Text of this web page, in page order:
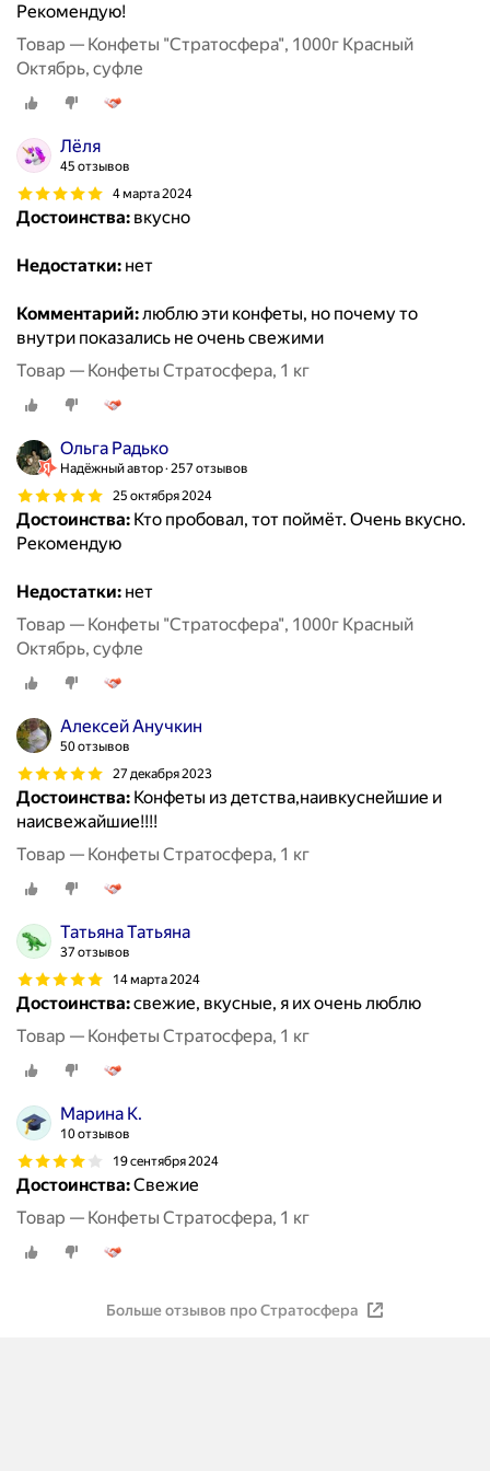
Рекомендую!
Товар — Конфеты "Стратосфера", 1000г Красный
Октябрь, суфле
Лёля
45 отзывов
4 марта 2024
Достоинства: вкусно
Недостатки: нет
Комментарий:люблю эти конфеты, но почему то
внутри показались не очень свежими
Товар — Конфеты Стратосфера, 1 кг
Ольга Радько
Надёжный автор 257 отзывов
25 октября 2024
Достоинства: Кто пробовал, тот поймёт. Очень вкусно.
Рекомендую
Недостатки: нет
Товар — Конфеты "Стратосфера", 1000г Красный
Октябрь, суфле
Алексей Анучкин
50 отзывов
27 декабря 2023
Достоинства: Конфеты из детства,наивкуснейшие и
наисвежайшие!!!!
Товар — Конфеты Стратосфера, 1 кг
Татьяна Татьяна
37 отзывов
14 марта 2024
Достоинства:свежие, вкусные, я их очень люблю
Товар — Конфеты Стратосфера, 1 кг
Марина К.
10 отзывов
19 сентября 2024
Достоинства:Свежие
Товар — Конфеты Стратосфера, 1 кг
Больше отзывов про Стратосфера